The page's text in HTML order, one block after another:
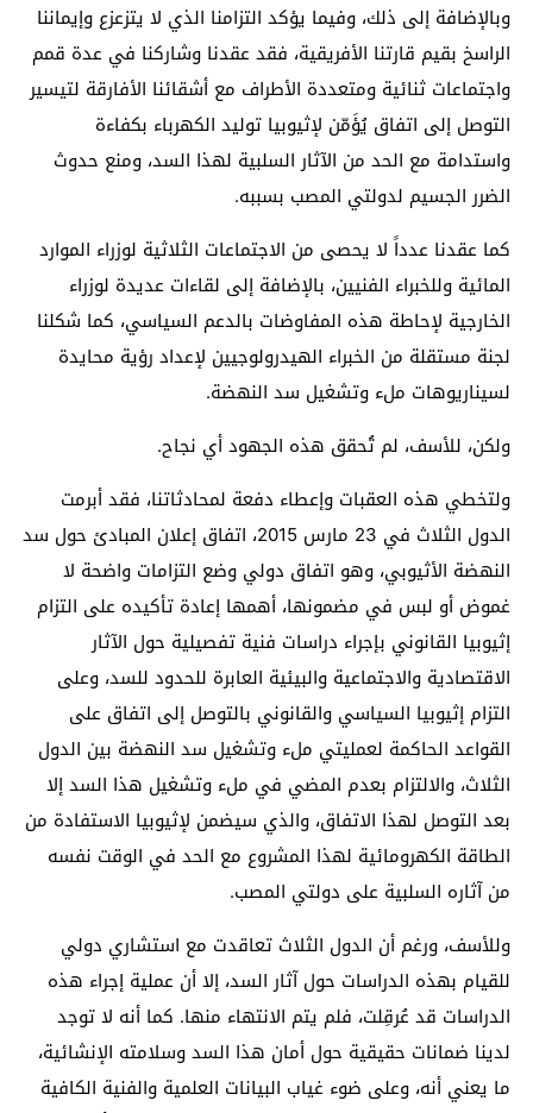
وبالإضافة إلى ذلك، وفيما يؤكد التزامنا الذي لا يتزعزع وإيماننا
الراسخ بقيم قارتنا الأفريقية، فقد عقدنا وشاركنا في عدة قمم
واجتماعات ثنائية ومتعددة الأطراف مع أشقائنا الأفارقة لتيسير
التوصل إلى اتفاق يُؤَمّن لإثيوبيا توليد الكهرباء بكفاءة
واستدامة مع الحد من الآثار السلبية لهذا السد، ومنع حدوث
الضرر الجسيم لدولتي المصب بسببه.
كما عقدنا عدداً لا يحصى من الاجتماعات الثلاثية لوزراء الموارد
المائية وللخبراء الفنيين، بالإضافة إلى لقاءات عديدة لوزراء
الخارجية لإحاطة هذه المفاوضات بالدعم السياسي، كما شكلنا
لجنة مستقلة من الخبراء الهيدرولوجيين لإعداد رؤية محايدة
لسيناريوهات ملء وتشغيل سد النهضة.
ولكن، للأسف، لم تُحقق هذه الجهود أي نجاح.
ولتخطي هذه العقبات وإعطاء دفعة لمحادثاتنا، فقد أبرمت
الدول الثلاث في 23 مارس 2015، اتفاق إعلان المبادئ حول سد
النهضة الأثيوبي، وهو اتفاق دولي وضع التزامات واضحة لا
غموض أو لبس في مضمونها، أهمها إعادة تأكيده على التزام
إثيوبيا القانوني بإجراء دراسات فنية تفصيلية حول الآثار
الاقتصادية والاجتماعية والبيئية العابرة للحدود للسد، وعلى
التزام إثيوبيا السياسي والقانوني بالتوصل إلى اتفاق على
القواعد الحاكمة لعمليتي ملء وتشغيل سد النهضة بين الدول
الثلاث، والالتزام بعدم المضي في ملء وتشغيل هذا السد إلا
بعد التوصل لهذا الاتفاق، والذي سيضمن لإثيوبيا الاستفادة من
الطاقة الكهرومائية لهذا المشروع مع الحد في الوقت نفسه
من آثاره السلبية على دولتي المصب.
وللأسف، ورغم أن الدول الثلاث تعاقدت مع استشاري دولي
للقيام بهذه الدراسات حول آثار السد، إلا أن عملية إجراء هذه
الدراسات قد عُرقِلت، فلم يتم الانتهاء منها. كما أنه لا توجد
لدينا ضمانات حقيقية حول أمان هذا السد وسلامته الإنشائية،
ما يعني أنه، وعلى ضوء غياب البيانات العلمية والفنية الكافية